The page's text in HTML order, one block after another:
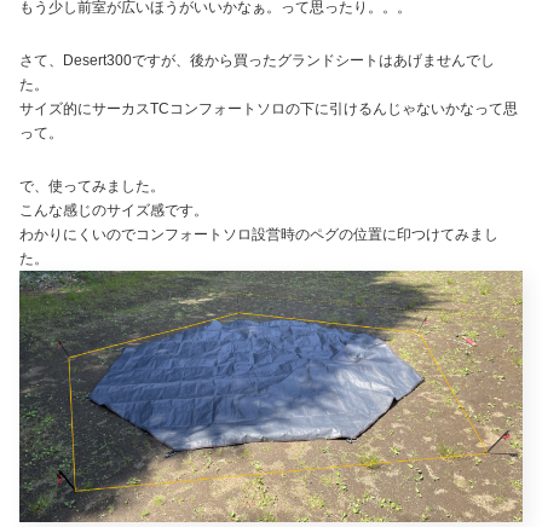
もう少し前室が広いほうがいいかなぁ。って思ったり。。。
さて、Desert300ですが、後から買ったグランドシートはあげませんでし
た。
サイズ的にサーカスTCコンフォートソロの下に引けるんじゃないかなって思
って。
で、使ってみました。
こんな感じのサイズ感です。
わかりにくいのでコンフォートソロ設営時のペグの位置に印つけてみまし
た。